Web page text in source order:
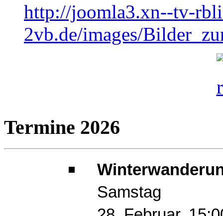
http://joomla3.xn--tv-
2vb.de/images/
Termine 2026
Samstag